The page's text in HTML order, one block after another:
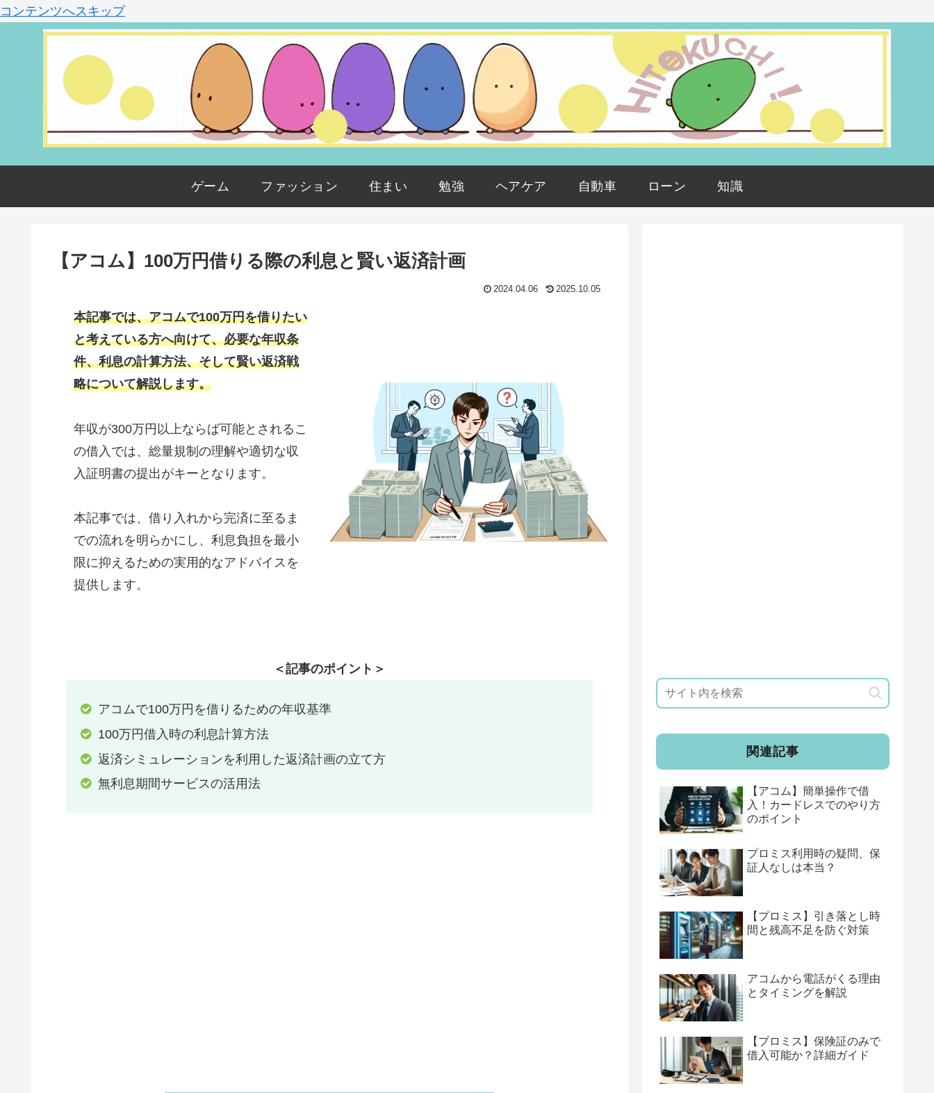
コンテンツへスキップ
ゲーム ファッション 住まい 勉強 ヘアケア 自動車 ローン 知識
【アコム】100万円借りる際の利息と賢い返済計画
2024.04.06 2025.10.05
本記事では、アコムで100万円を借りたい
と考えている方へ向けて、必要な年収条
件、利息の計算方法、そして賢い返済戦
略について解説します。
年収が300万円以上ならば可能とされるこ
の借入では、総量規制の理解や適切な収
入証明書の提出がキーとなります。
本記事では、借り入れから完済に至るま
での流れを明らかにし、利息負担を最小
限に抑えるための実用的なアドバイスを
提供します。
＜記事のポイント＞
アコムで100万円を借りるための年収基準
100万円借入時の利息計算方法
返済シミュレーションを利用した返済計画の立て方
無利息期間サービスの活用法
関連記事
【アコム】簡単操作で借
入！カードレスでのやり方
のポイント
プロミス利用時の疑問、保
証人なしは本当？
【プロミス】引き落とし時
間と残高不足を防ぐ対策
アコムから電話がくる理由
とタイミングを解説
【プロミス】保険証のみで
借入可能か？詳細ガイド